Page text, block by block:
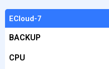
ECloud-7
BACKUP
CPU